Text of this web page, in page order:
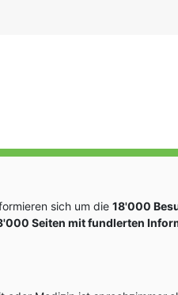
sich um die 18'000
Seiten mit fundlerten